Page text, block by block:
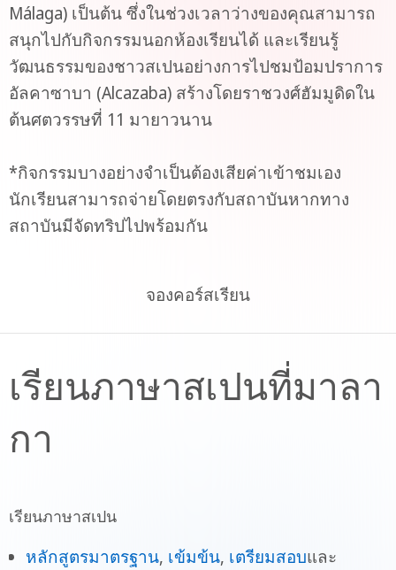
Málaga) เป็นต้น ซึ่งในช่วงเวลาว่างของคุณสามารถ
สนุกไปกับกิจกรรมนอกห้องเรียนได้ และเรียนรู้
วัฒนธรรมของชาวสเปนอย่างการไปชมป้อมปราการ
อัลคาซาบา (Alcazaba) สร้างโดยราชวงศ์ฮัมมูดิดใน
ต้นศตวรรษที่ 11 มายาวนาน
*กิจกรรมบางอย่างจำเป็นต้องเสียค่าเข้าชมเอง
นักเรียนสามารถจ่ายโดยตรงกับสถาบันหากทาง
สถาบันมีจัดทริปไปพร้อมกัน
จองคอร์สเรียน
เรียนภาษาสเปนที่มาลา
กา
เรียนภาษาสเปน
หลักสูตรมาตรฐาน, เข้มข้น, เตรียมสอบและ